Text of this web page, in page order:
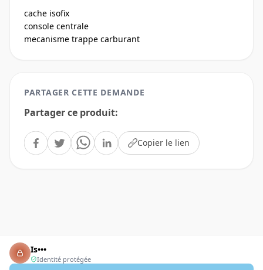
cache isofix
console centrale
mecanisme trappe carburant
PARTAGER CETTE DEMANDE
Partager ce produit:
Copier le lien
Is•••
Identité protégée